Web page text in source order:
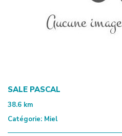
SALE PASCAL
38.6 km
Catégorie: Miel